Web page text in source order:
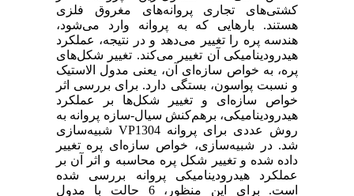
کشتی‌های تجاری پروانه‌های مغروق فلزی
هستند. بارهایی که به پروانه وارد می‌شود،
هندسه پره را تغییر می‌دهد و در نتیجه، عملکرد
هیدرودینامیکی آن تغییر می‌کند. تغییر شکل‌های
پره، به خواص سازه‌ای آن، یعنی مدول الاستیک
و نسبت پواسون، بستگی دارد. برای بررسی اثر
خواص سازه‌ای و تغییر شکل‌ها بر عملکرد
هیدرودینامیکی، برهم‌کنش سیال-سازه پروانه به
روش عددی برای پروانه VP1304 شبیه‌سازی
شد. در شبیه‌سازی، خواص سازه‌ای پره تغییر
داده شده و تغییر شکل پره محاسبه و اثر آن بر
عملکرد هیدرودینامیکی پروانه بررسی شده
است. برای این منظور، 6 حالت با مدول